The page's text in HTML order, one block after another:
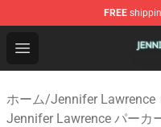
FREE
Open menu
Jennifer Lawrence
ホーム/Jennifer Lawrence
Jennifer Lawrence パーカ